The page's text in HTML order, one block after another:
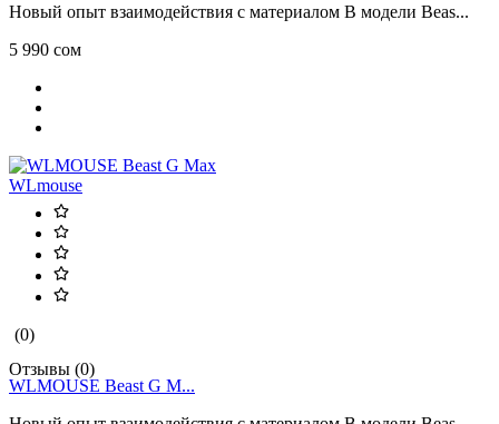
Новый опыт взаимодействия с материалом В модели Beas...
5 990 сом
WLmouse
(0)
Отзывы (0)
WLMOUSE Beast G M...